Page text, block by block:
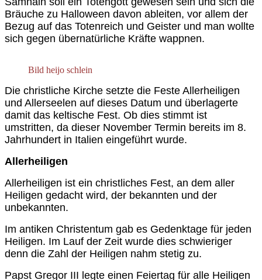
Bräuche zu Halloween davon ableiten, vor allem der
Bezug auf das Totenreich und Geister und man wollte
sich gegen übernatürliche Kräfte wappnen.
Bild heijo schlein
Die christliche Kirche setzte die Feste Allerheiligen
und Allerseelen auf dieses Datum und überlagerte
damit das keltische Fest. Ob dies stimmt ist
umstritten, da dieser November Termin bereits im 8.
Jahrhundert in Italien eingeführt wurde.
Allerheiligen
Allerheiligen ist ein christliches Fest, an dem aller
Heiligen gedacht wird, der bekannten und der
unbekannten.
Im antiken Christentum gab es Gedenktage für jeden
Heiligen. Im Lauf der Zeit wurde dies schwieriger
denn die Zahl der Heiligen nahm stetig zu.
Papst Gregor III legte einen Feiertag für alle Heiligen